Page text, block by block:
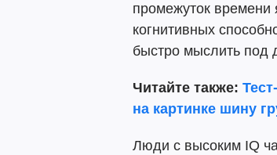
промежуток времени
когнитивных
быстро мыслить под
Читайте также:
на картинке шину
Люди с высоким IQ